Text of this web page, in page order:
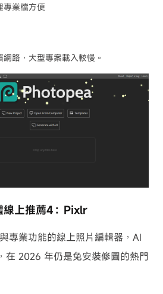
專業檔方便
路，大型專案載入較慢。
線上推薦4：Pixlr
專業功能的線上照片編輯器，AI
在 2026 年仍是免安裝修圖的熱門